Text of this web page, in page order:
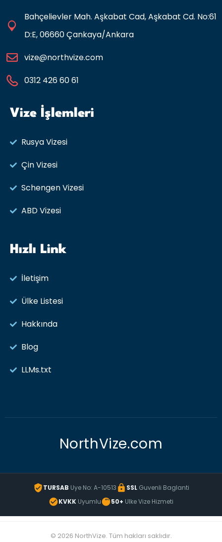
Bahçelievler Mah. Aşkabat Cad, Aşkabat Cd. No:61
D:E, 06660 Çankaya/Ankara
vize@northvize.com
0312 426 60 61
Vize İşlemleri
Rusya Vizesi​
Çin Vizesi
Schengen Vizesi
ABD Vizesi
Hızlı Link
İletişim
Ülke Listesi
Hakkında
Blog
LLMs.txt
NorthVize.com
TURSAB Uye No: A-10513 SSLGuvenli Baglanti
KVKK Uyumlu 50+ Ulke Vize Hizmeti
© 2026 NorthVize. Tüm hakları saklıdır.